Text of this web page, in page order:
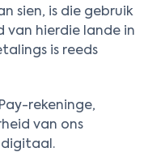
sien, is die gebruik
van hierdie lande in
is reeds
rekeninge,
van ons
digitaal.